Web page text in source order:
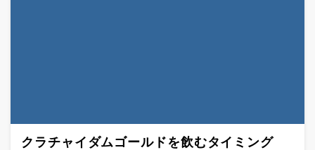
クラチャイダムゴールドを飲むタイミング